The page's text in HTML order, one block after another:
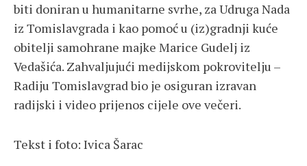
biti doniran u humanitarne svrhe, za Udruga Nada
iz Tomislavgrada i kao pomoć u (iz)gradnji kuće
obitelji samohrane majke Marice Gudelj iz
Vedašića. Zahvaljujući medijskom pokrovitelju –
Radiju Tomislavgrad bio je osiguran izravan
radijski i video prijenos cijele ove večeri.
Tekst i foto: Ivica Šarac